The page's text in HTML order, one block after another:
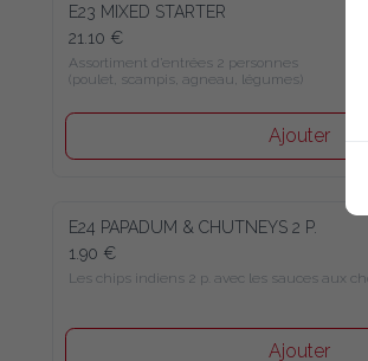
E23 MIXED STARTER
21.10 €
Assortiment d’entrées 2 personnes
(poulet, scampis, agneau, légumes)
Ajouter
E24 PAPADUM & CHUTNEYS 2 P.
1.90 €
Les chips indiens 2 p. avec les sauces aux choix
Ajouter